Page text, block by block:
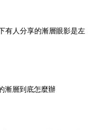
有人分享的漸層眼影是左
漸層到底怎麼辦